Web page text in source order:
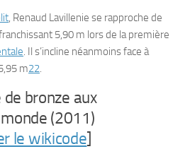
, Renaud Lavillenie se rapproche de
5,90 m lors de la première
. Il s’incline néanmoins face à
m22.
bronze aux
(2011)
le wikicode]